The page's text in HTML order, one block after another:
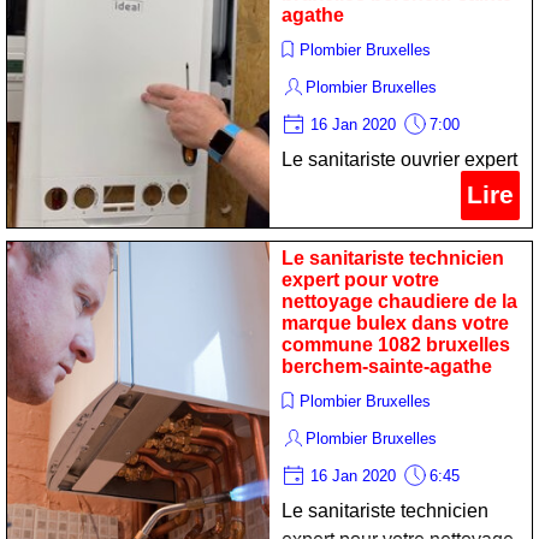
agathe
Plombier Bruxelles
Plombier Bruxelles
16 Jan 2020 7:00
Le sanitariste ouvrier expert
pour votre remise en état
calorifère de la marque
chappee dans votre
commune 1082 bruxelles
berchem-sainte-agathe
Lire
Le sanitariste technicien
expert pour votre
nettoyage chaudiere de la
marque bulex dans votre
commune 1082 bruxelles
berchem-sainte-agathe
Plombier Bruxelles
Plombier Bruxelles
16 Jan 2020 6:45
Le sanitariste technicien